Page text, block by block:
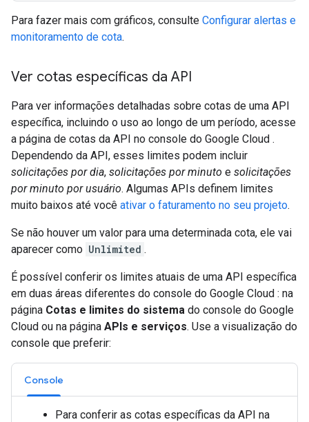
Para fazer mais com gráficos, consulte Configurar alertas e
monitoramento de cota.
Ver cotas específicas da API
Para ver informações detalhadas sobre cotas de uma API
específica, incluindo o uso ao longo de um período, acesse
a página de cotas da API no console do Google Cloud .
Dependendo da API, esses limites podem incluir
solicitações por dia, solicitações por minuto e solicitações
por minuto por usuário. Algumas APIs definem limites
muito baixos até você ativar o faturamento no seu projeto.
Se não houver um valor para uma determinada cota, ele vai
aparecer como Unlimited .
É possível conferir os limites atuais de uma API específica
em duas áreas diferentes do console do Google Cloud : na
página Cotas e limites do sistema do console do Google
Cloud ou na página APIs e serviços. Use a visualização do
console que preferir:
Console
Para conferir as cotas específicas da API na